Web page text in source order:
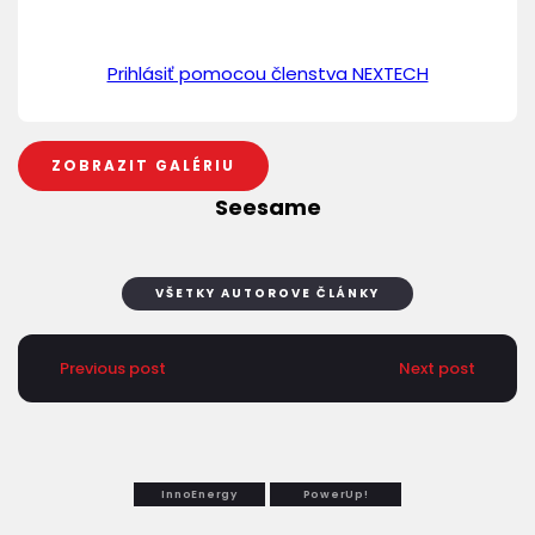
Prihlásiť pomocou členstva NEXTECH
ZOBRAZIT GALÉRIU
Seesame
VŠETKY AUTOROVE ČLÁNKY
Previous post Next post
InnoEnergy PowerUp!